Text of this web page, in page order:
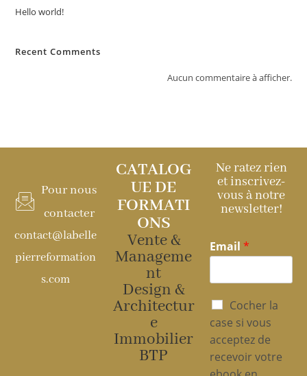
Hello world!
Recent Comments
Aucun commentaire à afficher.
Pour nous
contacter
contact@labelle
pierreformation
s.com
CATALOG
UE DE
FORMATI
ONS
Vente &
Manageme
nt
Design &
Architectur
e
Immobilier
BTP
Ne ratez rien
et inscrivez-
vous à notre
newsletter!
Email*
P
o
l
i
t
i
Cocher la
case si vous
acceptez de
recevoir votre